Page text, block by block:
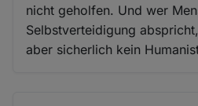
nicht geholfen. Und wer
Selbstverteidigung
aber sicherlich kein